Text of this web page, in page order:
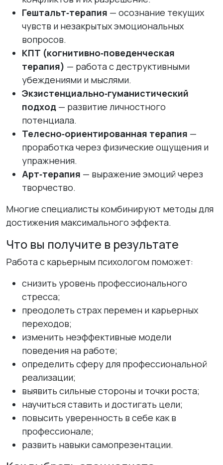
Гештальт‑терапия — осознание текущих
чувств и незакрытых эмоциональных
вопросов.
КПТ (когнитивно‑поведенческая
терапия) — работа с деструктивными
убеждениями и мыслями.
Экзистенциально‑гуманистический
подход — развитие личностного
потенциала.
Телесно‑ориентированная терапия —
проработка через физические ощущения и
упражнения.
Арт‑терапия — выражение эмоций через
творчество.
Многие специалисты комбинируют методы для
достижения максимального эффекта.
Что вы получите в результате
Работа с карьерным психологом поможет:
снизить уровень профессионального
стресса;
преодолеть страх перемен и карьерных
переходов;
изменить неэффективные модели
поведения на работе;
определить сферу для профессиональной
реализации;
выявить сильные стороны и точки роста;
научиться ставить и достигать цели;
повысить уверенность в себе как в
профессионале;
развить навыки самопрезентации.